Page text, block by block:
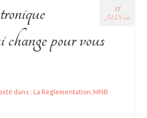
11
JUIN 2026
change pour vous
dans : La Règlementation MNB